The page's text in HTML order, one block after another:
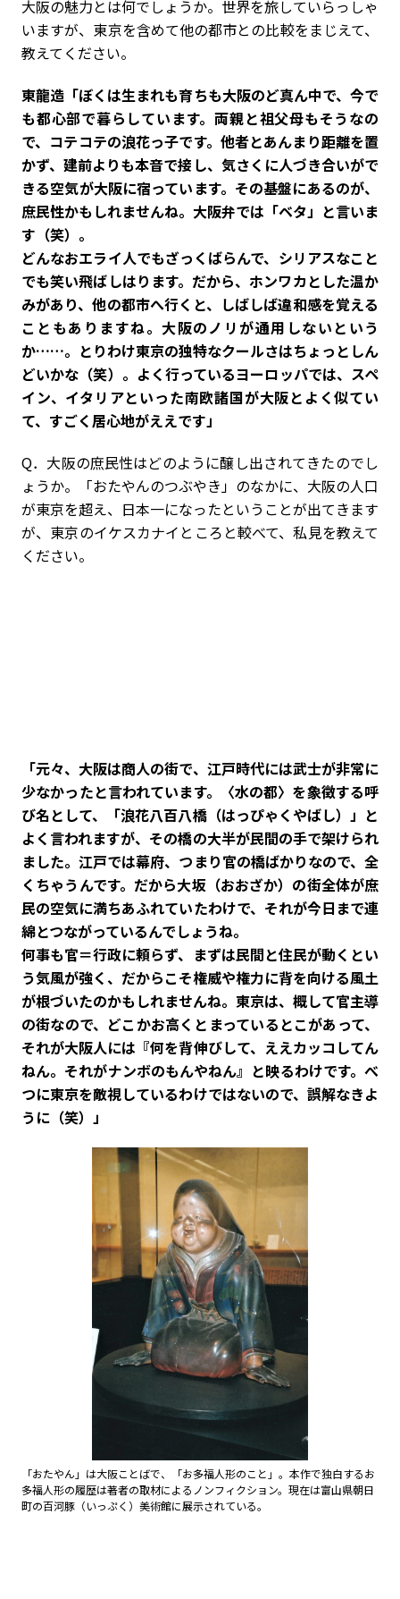
大阪の魅力とは何でしょうか。世界を旅していらっしゃ
いますが、東京を含めて他の都市との比較をまじえて、
教えてください。
東龍造「ぼくは生まれも育ちも大阪のど真ん中で、今で
も都心部で暮らしています。両親と祖父母もそうなの
で、コテコテの浪花っ子です。他者とあんまり距離を置
かず、建前よりも本音で接し、気さくに人づき合いがで
きる空気が大阪に宿っています。その基盤にあるのが、
庶民性かもしれませんね。大阪弁では「ベタ」と言いま
す（笑）。
どんなおエライ人でもざっくばらんで、シリアスなこと
でも笑い飛ばしはります。だから、ホンワカとした温か
みがあり、他の都市へ行くと、しばしば違和感を覚える
こともありますね。大阪のノリが通用しないという
か……。とりわけ東京の独特なクールさはちょっとしん
どいかな（笑）。よく行っているヨーロッパでは、スペ
イン、イタリアといった南欧諸国が大阪とよく似てい
て、すごく居心地がええです」
Q．大阪の庶民性はどのように醸し出されてきたのでし
ょうか。「おたやんのつぶやき」のなかに、大阪の人口
が東京を超え、日本一になったということが出てきます
が、東京のイケスカナイところと較べて、私見を教えて
ください。
「元々、大阪は商人の街で、江戸時代には武士が非常に
少なかったと言われています。〈水の都〉を象徴する呼
び名として、「浪花八百八橋（はっぴゃくやばし）」と
よく言われますが、その橋の大半が民間の手で架けられ
ました。江戸では幕府、つまり官の橋ばかりなので、全
くちゃうんです。だから大坂（おおざか）の街全体が庶
民の空気に満ちあふれていたわけで、それが今日まで連
綿とつながっているんでしょうね。
何事も官＝行政に頼らず、まずは民間と住民が動くとい
う気風が強く、だからこそ権威や権力に背を向ける風土
が根づいたのかもしれませんね。東京は、概して官主導
の街なので、どこかお高くとまっているとこがあって、
それが大阪人には『何を背伸びして、ええカッコしてん
ねん。それがナンボのもんやねん』と映るわけです。べ
つに東京を敵視しているわけではないので、誤解なきよ
うに（笑）」
「おたやん」は大阪ことばで、「お多福人形のこと」。本作で独白するお
多福人形の履歴は著者の取材によるノンフィクション。現在は富山県朝日
町の百河豚（いっぷく）美術館に展示されている。